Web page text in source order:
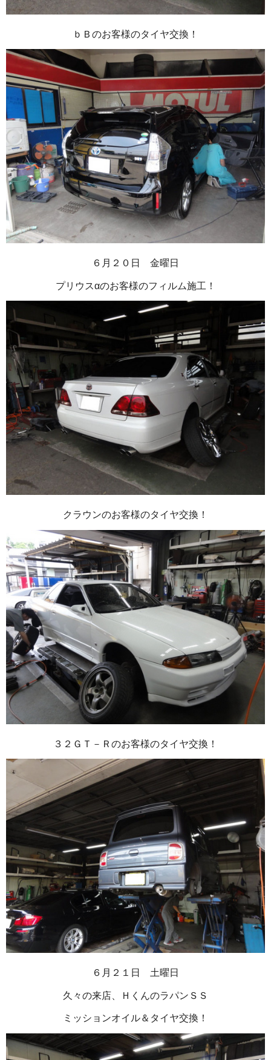
ｂＢのお客様のタイヤ交換！
６月２０日 金曜日
プリウスαのお客様のフィルム施工！
クラウンのお客様のタイヤ交換！
３２ＧＴ－Ｒのお客様のタイヤ交換！
６月２１日 土曜日
久々の来店、ＨくんのラパンＳＳ
ミッションオイル＆タイヤ交換！